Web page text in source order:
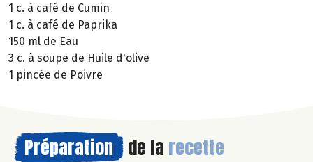
1 c. à café de Cumin
1 c. à café de Paprika
150 ml de Eau
3 c. à soupe de Huile d'olive
1 pincée de Poivre
Préparation de la recette